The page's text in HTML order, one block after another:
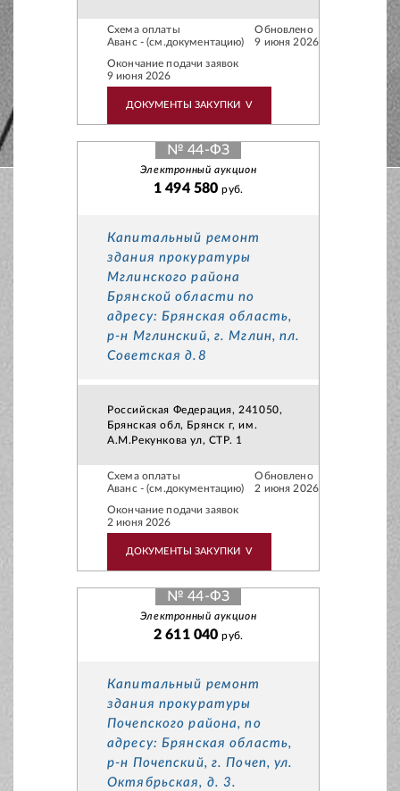
Схема оплаты
Аванс - (см.документацию)
Обновлено
9 июня 2026
Окончание подачи заявок
9 июня 2026
ДОКУМЕНТЫ ЗАКУПКИ V
№ 44-ФЗ
Электронный аукцион
1 494 580руб.
Капитальный ремонт
здания прокуратуры
Мглинского района
Брянской области по
адресу: Брянская область,
р-н Мглинский, г. Мглин, пл.
Советская д.8
Российская Федерация, 241050,
Брянская обл, Брянск г, им.
А.М.Рекункова ул, СТР. 1
Схема оплаты
Аванс - (см.документацию)
Обновлено
2 июня 2026
Окончание подачи заявок
2 июня 2026
ДОКУМЕНТЫ ЗАКУПКИ V
№ 44-ФЗ
Электронный аукцион
2 611 040руб.
Капитальный ремонт
здания прокуратуры
Почепского района, по
адресу: Брянская область,
р-н Почепский, г. Почеп, ул.
Октябрьская, д. 3.